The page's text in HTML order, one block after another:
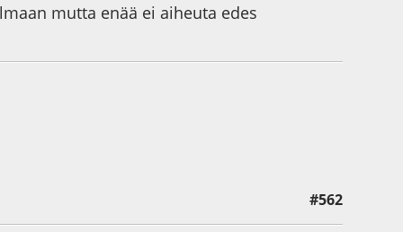
mutta enää ei aiheuta edes
#562